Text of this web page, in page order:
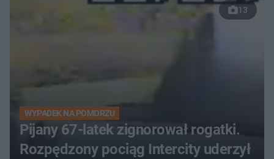
13
WYPADEK NA POMORZU
Pijany 67-latek zignorował rogatki.
Rozpędzony pociąg Intercity uderzył